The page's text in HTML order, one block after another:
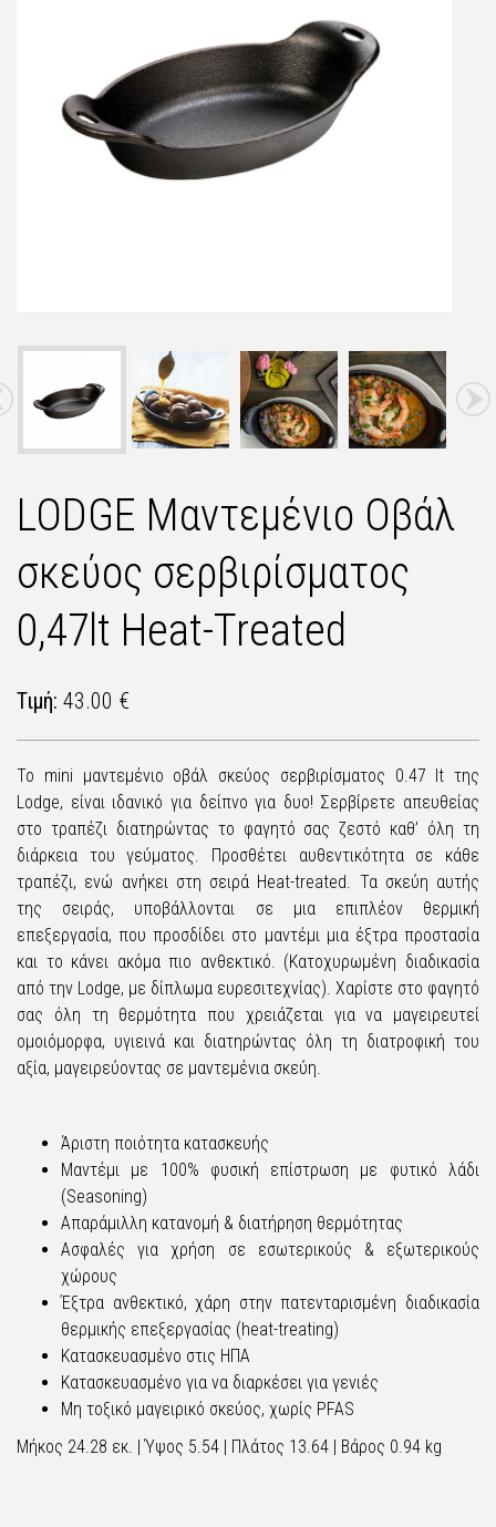
LODGE Μαντεμένιο Οβάλ
σκεύος σερβιρίσματος
0,47lt Heat-Treated
Τιμή: 43.00 €
Το mini μαντεμένιο οβάλ σκεύος σερβιρίσματος 0.47 lt της
Lodge, είναι ιδανικό για δείπνο για δυο! Σερβίρετε απευθείας
στο τραπέζι διατηρώντας το φαγητό σας ζεστό καθ’ όλη τη
διάρκεια του γεύματος. Προσθέτει αυθεντικότητα σε κάθε
τραπέζι, ενώ ανήκει στη σειρά Heat-treated. Τα σκεύη αυτής
της σειράς, υποβάλλονται σε μια επιπλέον θερμική
επεξεργασία, που προσδίδει στο μαντέμι μια έξτρα προστασία
και το κάνει ακόμα πιο ανθεκτικό. (Κατοχυρωμένη διαδικασία
από την Lodge, με δίπλωμα ευρεσιτεχνίας). Χαρίστε στο φαγητό
σας όλη τη θερμότητα που χρειάζεται για να μαγειρευτεί
ομοιόμορφα, υγιεινά και διατηρώντας όλη τη διατροφική του
αξία, μαγειρεύοντας σε μαντεμένια σκεύη.
Άριστη ποιότητα κατασκευής
Μαντέμι με 100% φυσική επίστρωση με φυτικό λάδι
(Seasoning)
Απαράμιλλη κατανομή & διατήρηση θερμότητας
Ασφαλές για χρήση σε εσωτερικούς & εξωτερικούς
χώρους
Έξτρα ανθεκτικό, χάρη στην πατενταρισμένη διαδικασία
θερμικής επεξεργασίας (heat-treating)
Κατασκευασμένο στις ΗΠΑ
Κατασκευασμένο για να διαρκέσει για γενιές
Μη τοξικό μαγειρικό σκεύος, χωρίς PFAS
Μήκος 24.28 εκ. | Ύψος 5.54 | Πλάτος 13.64 | Βάρος 0.94 kg